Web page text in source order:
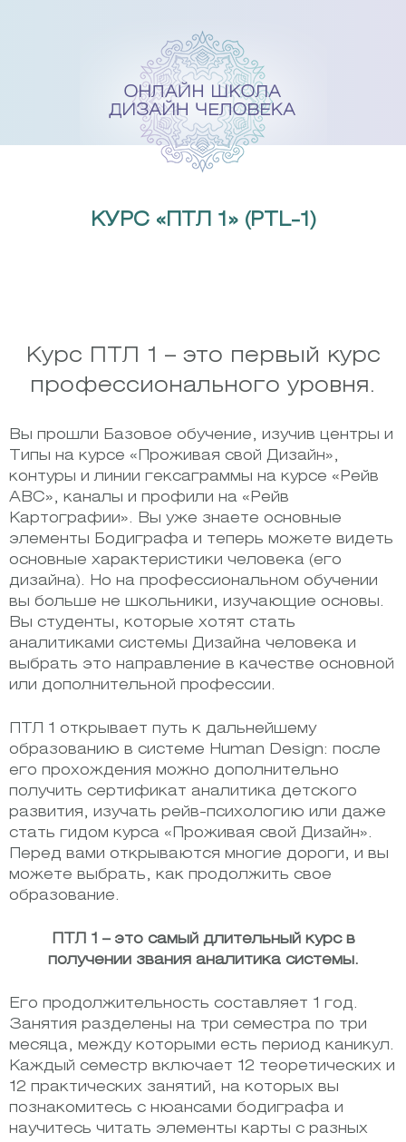
КУРС «ПТЛ 1» (PTL-1)
Курс ПТЛ 1 – это первый курс
профессионального уровня.
Вы прошли Базовое обучение, изучив центры и
Типы на курсе «Проживая свой Дизайн»,
контуры и линии гексаграммы на курсе «Рейв
АВС», каналы и профили на «Рейв
Картографии». Вы уже знаете основные
элементы Бодиграфа и теперь можете видеть
основные характеристики человека (его
дизайна). Но на профессиональном обучении
вы больше не школьники, изучающие основы.
Вы студенты, которые хотят стать
аналитиками системы Дизайна человека и
выбрать это направление в качестве основной
или дополнительной профессии.
ПТЛ 1 открывает путь к дальнейшему
образованию в системе Human Design: после
его прохождения можно дополнительно
получить сертификат аналитика детского
развития, изучать рейв-психологию или даже
стать гидом курса «Проживая свой Дизайн».
Перед вами открываются многие дороги, и вы
можете выбрать, как продолжить свое
образование.
ПТЛ 1 – это самый длительный курс в
получении звания аналитика системы.
Его продолжительность составляет 1 год.
Занятия разделены на три семестра по три
месяца, между которыми есть период каникул.
Каждый семестр включает 12 теоретических и
12 практических занятий, на которых вы
познакомитесь с нюансами бодиграфа и
научитесь читать элементы карты с разных